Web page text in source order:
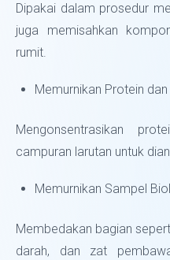
Dipakai dalam prosedur
juga memisahkan
rumit.
Memurnikan Protein
Mengonsentrasikan
campuran larutan untuk
Memurnikan Sampel
Membedakan bagian
darah, dan zat